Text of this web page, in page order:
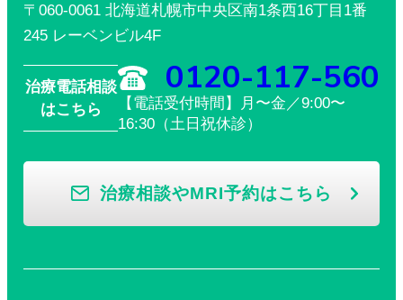
〒060-0061 北海道札幌市中央区南1条西16丁目1番
245 レーベンビル4F
治療電話相談
はこちら
0120-117-560
【電話受付時間】月〜金／9:00〜
16:30（土日祝休診）
治療相談やMRI予約はこちら